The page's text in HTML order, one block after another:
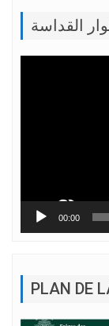
القداسة
00:00
PLAN DE